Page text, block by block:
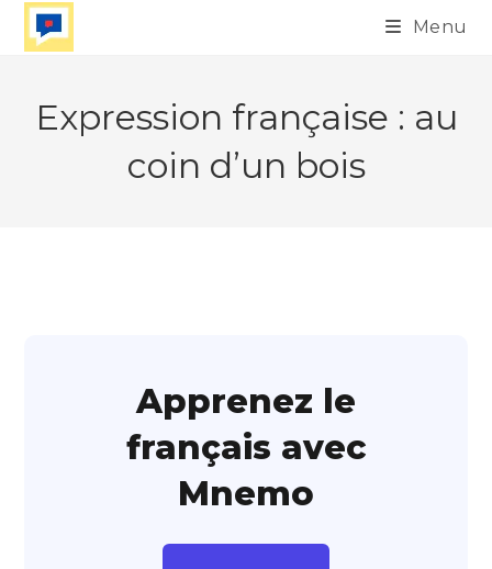
Skip
Menu
Expression française : au
coin d’un bois
Apprenez le
français avec
Mnemo